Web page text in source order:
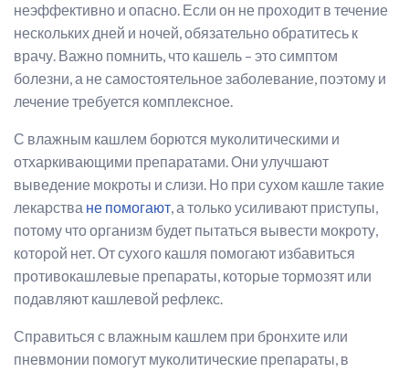
неэффективно и опасно. Если он не проходит в течение
нескольких дней и ночей, обязательно обратитесь к
врачу. Важно помнить, что кашель – это симптом
болезни, а не самостоятельное заболевание, поэтому и
лечение требуется комплексное.
С влажным кашлем борются муколитическими и
отхаркивающими препаратами. Они улучшают
выведение мокроты и слизи. Но при сухом кашле такие
лекарства не помогают, а только усиливают приступы,
потому что организм будет пытаться вывести мокроту,
которой нет. От сухого кашля помогают избавиться
противокашлевые препараты, которые тормозят или
подавляют кашлевой рефлекс.
Справиться с влажным кашлем при бронхите или
пневмонии помогут муколитические препараты, в